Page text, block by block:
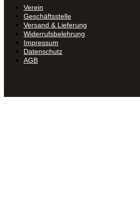
Verein
Geschäftsstelle
Versand & Lieferung
Widerrufsbelehrung
Impressum
Datenschutz
AGB